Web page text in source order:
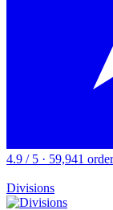
4.9 / 5 · 59,941
Divisions